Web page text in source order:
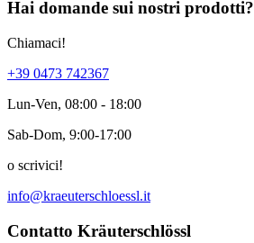
Hai domande sui nostri prodotti?
Chiamaci!
+39 0473 742367
Lun-Ven, 08:00 - 18:00
Sab-Dom, 9:00-17:00
o scrivici!
info@kraeuterschloessl.it
Contatto Kräuterschlössl